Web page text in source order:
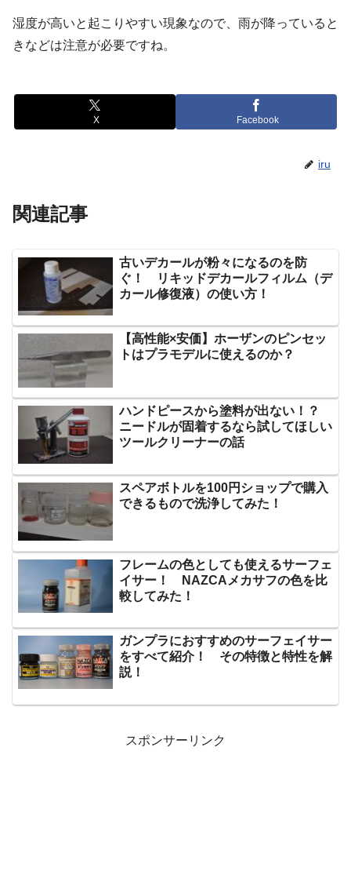
湿度が高いと起こりやすい現象なので、雨が降っていると
きなどは注意が必要ですね。
X Facebook
iru
関連記事
古いデカールが粉々になるのを防
ぐ！ リキッドデカールフィルム（デ
カール修復液）の使い方！
【高性能×安価】ホーザンのピンセッ
トはプラモデルに使えるのか？
ハンドピースから塗料が出ない！？
ニードルが固着するなら試してほしい
ツールクリーナーの話
スペアボトルを100円ショップで購入
できるもので洗浄してみた！
フレームの色としても使えるサーフェ
イサー！ NAZCAメカサフの色を比
較してみた！
ガンプラにおすすめのサーフェイサー
をすべて紹介！ その特徴と特性を解
説！
スポンサーリンク